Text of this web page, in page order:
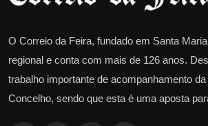
O Correio da Feira, fundado em Santa
regional e conta com mais de 126 anos.
trabalho importante de acompanhamento
Concelho, sendo que esta é uma aposta